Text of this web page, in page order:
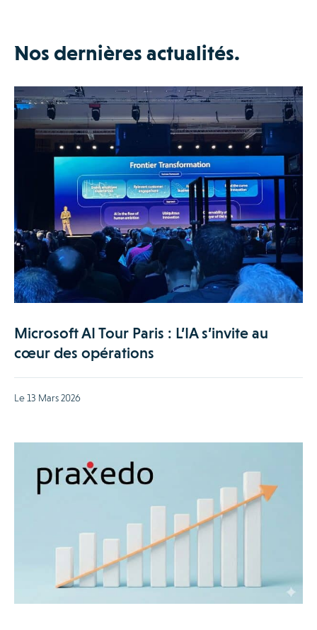
Nos dernières actualités.
Microsoft AI Tour Paris : L’IA s’invite au
cœur des opérations
Le 13 Mars 2026